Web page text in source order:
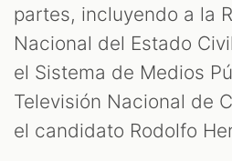
partes, incluyendo a la
Nacional del Estado
el Sistema de Medios
Televisión Nacional de
el candidato Rodolfo